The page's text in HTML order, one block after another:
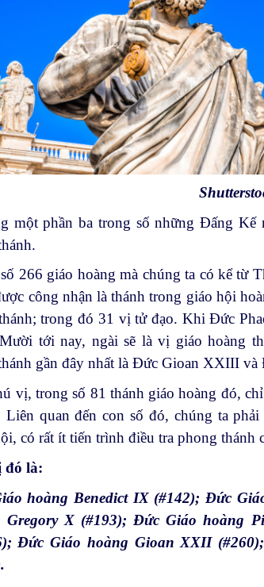
một phần ba trong số những Đấng Kế
266 giáo hoàng mà chúng ta có kể từ
công nhận là thánh trong giáo hội
trong đó 31 vị tử đạo. Khi Đức
tới nay, ngài sẽ là vị giáo hoàng
gần đây nhất là Đức Gioan XXIII
vị, trong số 81 thánh giáo hoàng đó,
quan đến con số đó, chúng ta
có rất ít tiến trình điều tra phong thánh
đó là:
hoàng Benedict IX (#142); Đức
Gregory X (#193); Đức Giáo hoàng
Đức Giáo hoàng Gioan XXII